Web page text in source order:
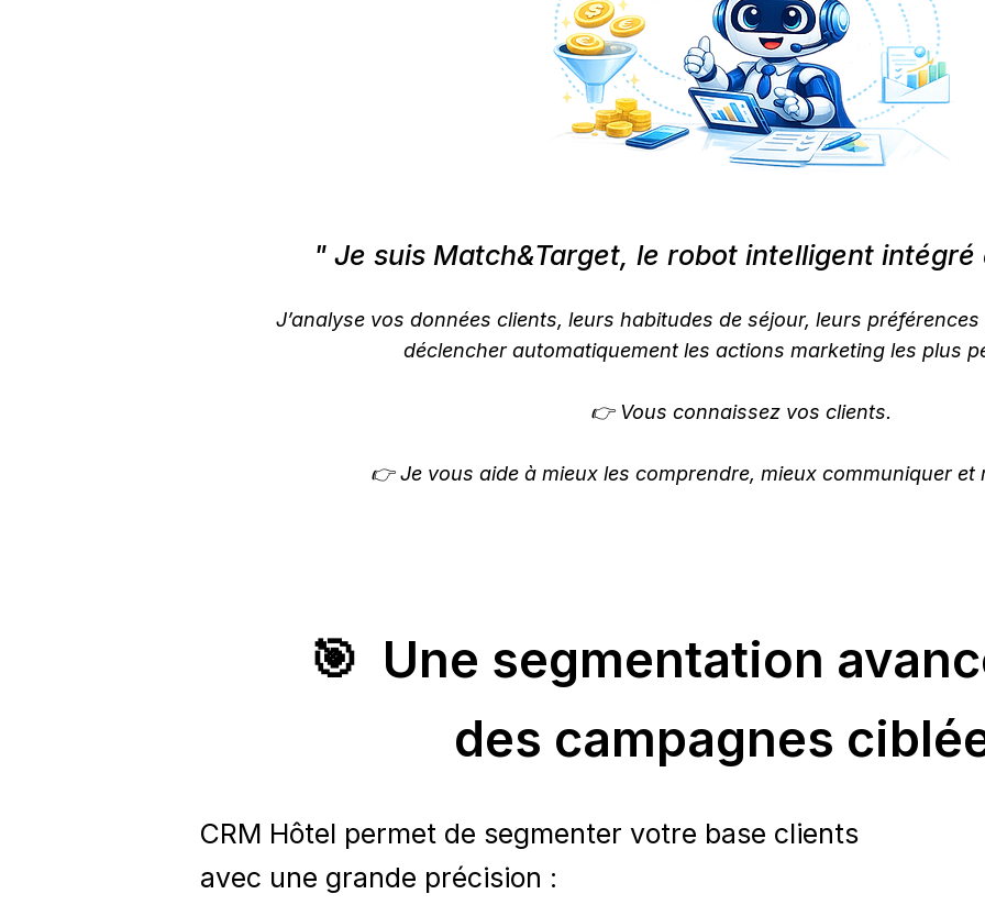
" Je suis Match&Target, le robot intelligent intégré
J’analyse vos données clients, leurs habitudes de séjour, leurs
déclencher automatiquement les actions marketing les plus
👉 Vous connaissez vos clients.
👉 Je vous aide à mieux les comprendre, mieux communiquer et
🎯 Une segmentation
des campagnes
CRM Hôtel permet de segmenter votre base clients
avec une grande précision :